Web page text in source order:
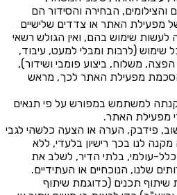
והצילומים, הבחירה והסידור הם
מפעילת האתר או צדדים שלישיים
שימוש בהם, ואין הגולש רשאי
שימוש (לרבות ומבלי למעט, עיבוד,
משלוח, ביצוע פומבי ושידור),
מפעילת האתר לכך, מראש
למשתמש במפורש על פי תנאים
מפעילת האתר.
פידבק, הערה או הצעה כלשהי לגבי
לנו בכך רישיון בלעדי, ללא
כלל-עולמי, בלתי הדיר, לשלב את
שלנו, הנוכחיים או העתידיים.
שיתוף תכנים (כדוגמת שיתוף